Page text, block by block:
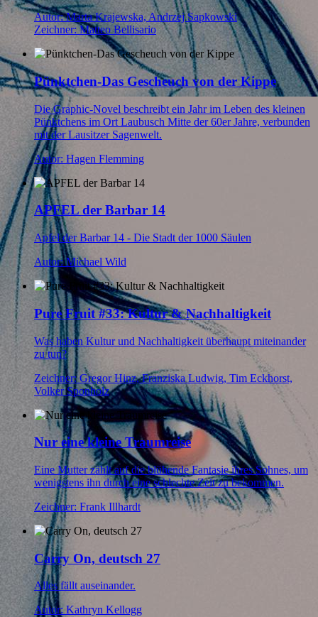
Autor: Marta Krajewska, Andrzej Sapkowski
Zeichner: Matteo Bellisario
Pünktchen-Das Gescheuch von der Kippe
Die Graphic-Novel beschreibt ein Jahr im Leben des kleinen
Pünktchens im Ort Laubusch Mitte der 60er Jahre, verbunden
mit der Lausitzer Sagenwelt.
Autor: Hagen Flemming
APFEL der Barbar 14
Apfel der Barbar 14 - Die Stadt der 1000 Säulen
Autor: Michael Wild
Pure Fruit #33: Kultur & Nachhaltigkeit
Was haben Kultur und Nachhaltigkeit überhaupt miteinander
zu tun?
Zeichner: Gregor Hinz, Franziska Ludwig, Tim Eckhorst,
Volker Sponholz
Nur eine kleine Traumreise
Eine Mutter zählt auf die blühende Fantasie ihres Sohnes, um
wenigstens ihn durch eine schlechte Zeit zu bekommen.
Zeichner: Frank Illhardt
Carry On, deutsch 27
Alles fällt auseinander.
Autor: Kathryn Kellogg